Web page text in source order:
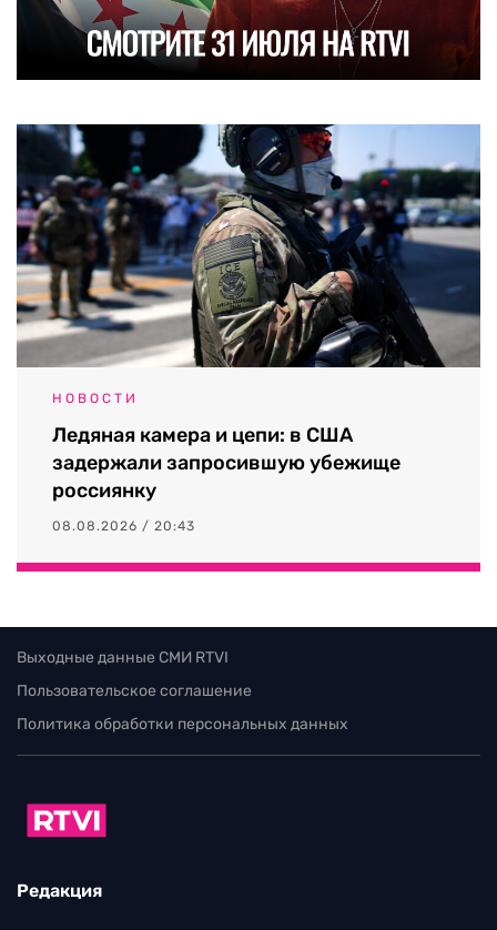
НОВОСТИ
Ледяная камера и цепи: в США
задержали запросившую убежище
россиянку
08.08.2026 / 20:43
Выходные данные СМИ RTVI
Пользовательское соглашение
Политика обработки персональных данных
Редакция